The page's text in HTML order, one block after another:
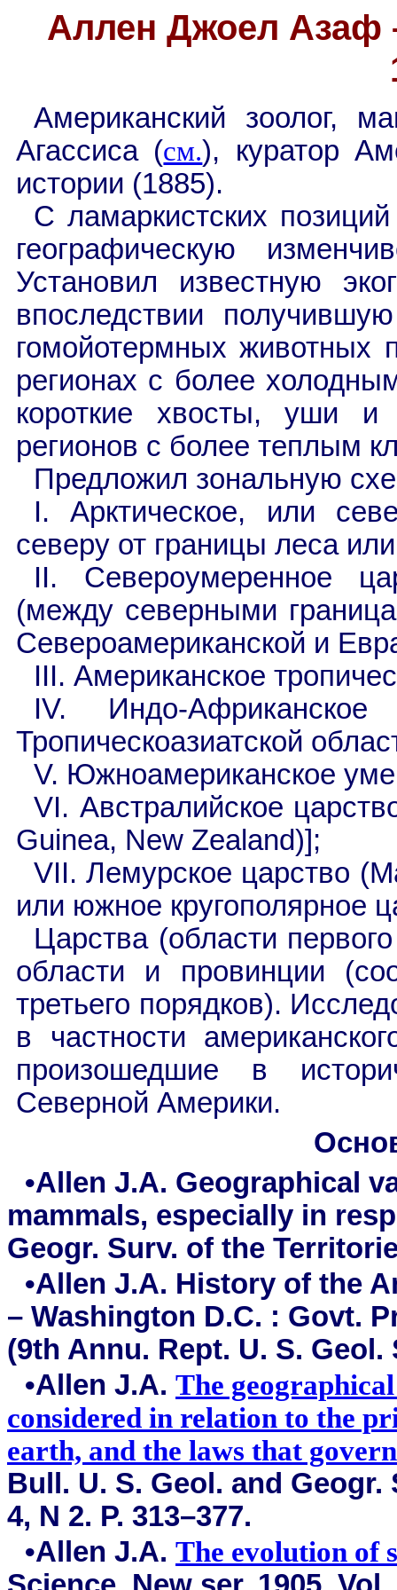
Аллен Джоел Азаф
Американский зоолог,
Агассиса (см.), куратор
истории (1885).
С ламаркистских
географическую
Установил известную
впоследствии
гомойотермных животных
регионах с более
короткие хвосты, уши и
регионов с более теплым
Предложил зональную
I. Арктическое, или
северу от границы леса
II. Североумеренное
(между северными
Североамериканской и
III. Американское
IV. Индо-
Тропическоазиатской
V. Южноамериканское
VI. Австралийское
Guinea, New Zealand)];
VII. Лемурское царство
или южное кругополярное
Царства (области
области и провинции
третьего порядков).
в частности
произошедшие в
Северной Америки.
•Allen J.A. Geographical
mammals, especially in
Geogr. Surv. of the
•Allen J.A. History of the
– Washington D.C. : Govt.
(9th Annu. Rept. U. S.
•Allen J.A. The
considered in relation to the
earth, and the laws that
Bull. U. S. Geol. and
4, N 2. P. 313–377.
•Allen J.A. The evolution of